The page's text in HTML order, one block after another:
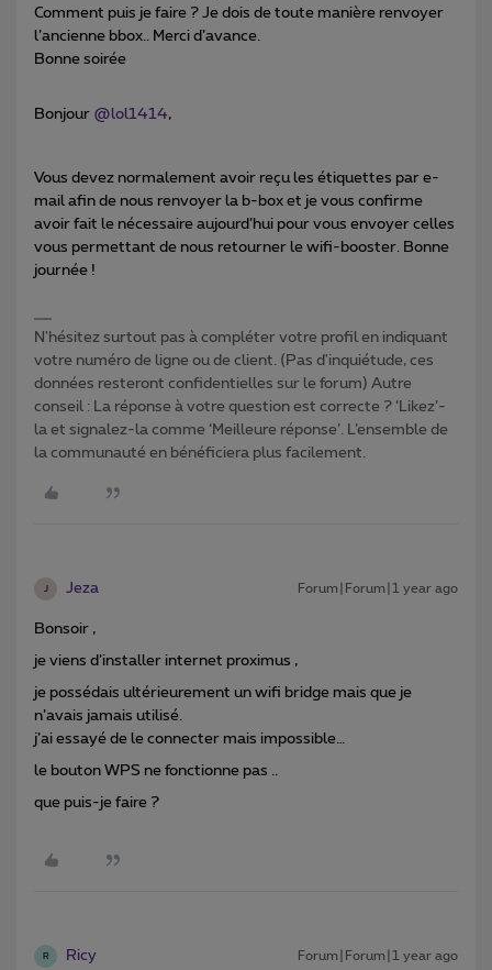
Comment puis je faire ? Je dois de toute manière renvoyer
l’ancienne bbox.. Merci d’avance.
Bonne soirée
Bonjour @lol1414,
Vous devez normalement avoir reçu les étiquettes par e-
mail afin de nous renvoyer la b-box et je vous confirme
avoir fait le nécessaire aujourd’hui pour vous envoyer celles
vous permettant de nous retourner le wifi-booster. Bonne
journée !
N'hésitez surtout pas à compléter votre profil en indiquant
votre numéro de ligne ou de client. (Pas d'inquiétude, ces
données resteront confidentielles sur le forum) Autre
conseil : La réponse à votre question est correcte ? ‘Likez’-
la et signalez-la comme ‘Meilleure réponse’. L’ensemble de
la communauté en bénéficiera plus facilement.
Jeza Forum|Forum|1 year ago
Bonsoir ,
je viens d’installer internet proximus ,
je possédais ultérieurement un wifi bridge mais que je
n’avais jamais utilisé.
j’ai essayé de le connecter mais impossible…
le bouton WPS ne fonctionne pas ..
que puis-je faire ?
R Ricy Forum|Forum|1 year ago